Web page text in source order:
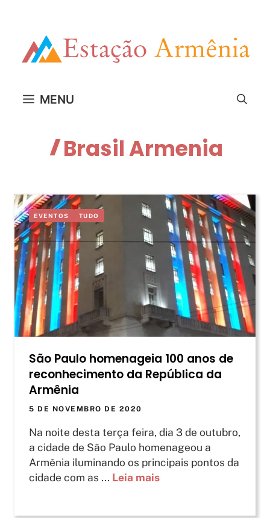
MENU
Brasil Armenia
EVENTOS TUDO
São Paulo homenageia 100 anos de
reconhecimento da República da
Armênia
5 DE NOVEMBRO DE 2020
Na noite desta terça feira, dia 3 de outubro,
a cidade de São Paulo homenageou a
Armênia iluminando os principais pontos da
cidade com as ... Leia mais